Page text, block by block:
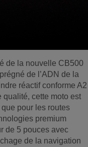
de la nouvelle CB500
de l’ADN de la
réactif conforme A2
qualité, cette moto est
pour les routes
premium
de 5 pouces avec
de la navigation